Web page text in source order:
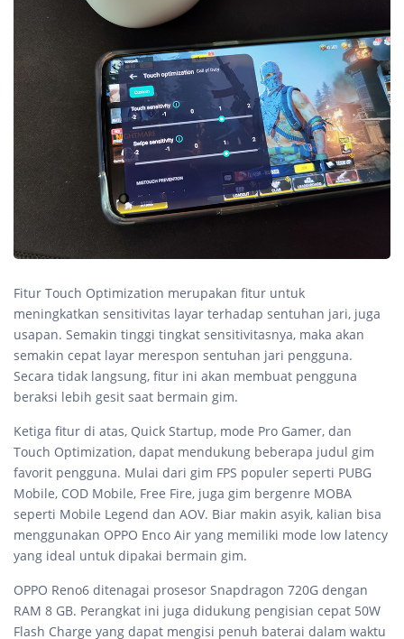
Fitur Touch Optimization merupakan fitur untuk
meningkatkan sensitivitas layar terhadap sentuhan jari, juga
usapan. Semakin tinggi tingkat sensitivitasnya, maka akan
semakin cepat layar merespon sentuhan jari pengguna.
Secara tidak langsung, fitur ini akan membuat pengguna
beraksi lebih gesit saat bermain gim.
Ketiga fitur di atas, Quick Startup, mode Pro Gamer, dan
Touch Optimization, dapat mendukung beberapa judul gim
favorit pengguna. Mulai dari gim FPS populer seperti PUBG
Mobile, COD Mobile, Free Fire, juga gim bergenre MOBA
seperti Mobile Legend dan AOV. Biar makin asyik, kalian bisa
menggunakan OPPO Enco Air yang memiliki mode low latency
yang ideal untuk dipakai bermain gim.
OPPO Reno6 ditenagai prosesor Snapdragon 720G dengan
RAM 8 GB. Perangkat ini juga didukung pengisian cepat 50W
Flash Charge yang dapat mengisi penuh baterai dalam waktu